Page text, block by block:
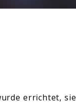
errichtet, sie